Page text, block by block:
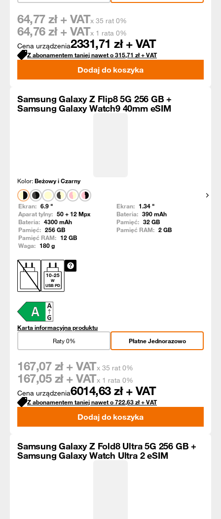
Cena urządzenia2331,71 zł + VAT
64,77 zł + VATx 35 rat 0%
64,76 zł + VATx 1 rata 0%
Z abonamentem taniej nawet o315,71 zł+ VAT
Dodaj do koszyka
Samsung Galaxy Z Flip8 5G 256 GB +
Samsung Galaxy Watch9 40mm eSIM
Kolor:Beżowy i Czarny
Ekran: 6.9 "
Aparat tylny: 50 + 12Mpx
Bateria: 4300mAh
Pamięć: 256GB
Pamięć RAM: 12GB
Waga: 180g
10-25
W
USB PD
Karta informacyjna produktu
Ekran: 1.34 "
Bateria: 390mAh
Pamięć: 32GB
Pamięć RAM: 2GB
Płatne Jednorazowo
Raty 0%
Cena urządzenia6014,63 zł + VAT
167,07 zł + VATx 35 rat 0%
167,05 zł + VATx 1 rata 0%
Z abonamentem taniej nawet o722,63zł+ VAT
Dodaj do koszyka
Samsung Galaxy Z Fold8 Ultra 5G 256 GB +
Samsung Galaxy Watch Ultra 2 eSIM